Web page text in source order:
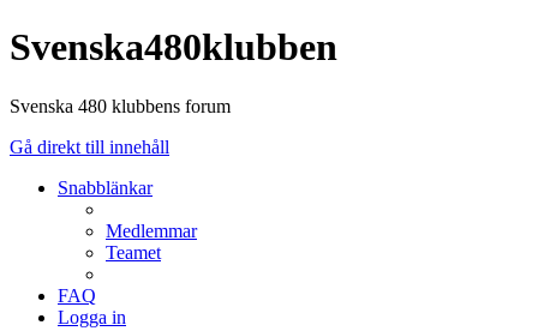
Svenska480klubben
Svenska 480 klubbens forum
Gå direkt till innehåll
Snabblänkar
Medlemmar
Teamet
FAQ
Logga in